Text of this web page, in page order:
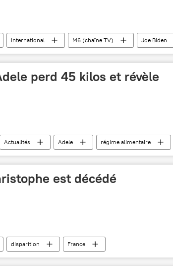
International M6 (chaîne TV) Joe Biden
France
perd 45 kilos et révèle
Actualités Adele régime alimentaire
est décédé
disparition France